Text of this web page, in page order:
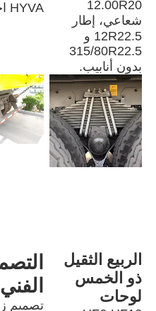
بدون أنابيب.
HYVA اختياري)
لوحات
الفني